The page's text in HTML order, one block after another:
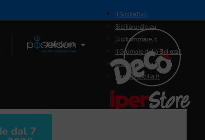
Il Network
il SiciliaTivù
Siciliarurale.eu
Siciliammare.it
Il Giornale della Bellezza
Siciliamedica.it
Sanitainsicilia.it